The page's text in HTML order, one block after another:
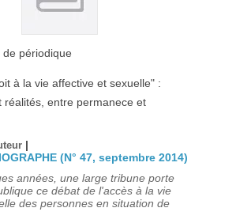
de périodique
à la vie affective et sexuelle" :
réalités, entre permanece et
|
(N° 47, septembre 2014)
années, une large tribune porte
ce débat de l'accès à la vie
des personnes en situation de